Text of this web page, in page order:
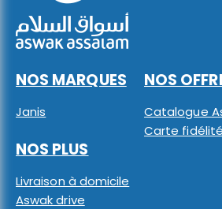
NOS MARQUES
Janis
NOS
Catalogue
Carte fidélité
NOS PLUS
Livraison à domicile
Aswak drive